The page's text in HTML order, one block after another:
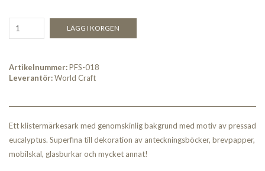
LÄGG I KORGEN
Artikelnummer:PFS-018
Leverantör:World Craft
Ett klistermärkesark med genomskinlig bakgrund med motiv av pressad
eucalyptus. Superfina till dekoration av anteckningsböcker, brevpapper,
mobilskal, glasburkar och mycket annat!